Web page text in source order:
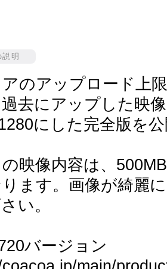
明
のアップロード上
去にアップした映
にした完全版を
映像内容は、
ります。画像が綺麗
い。
バージョン